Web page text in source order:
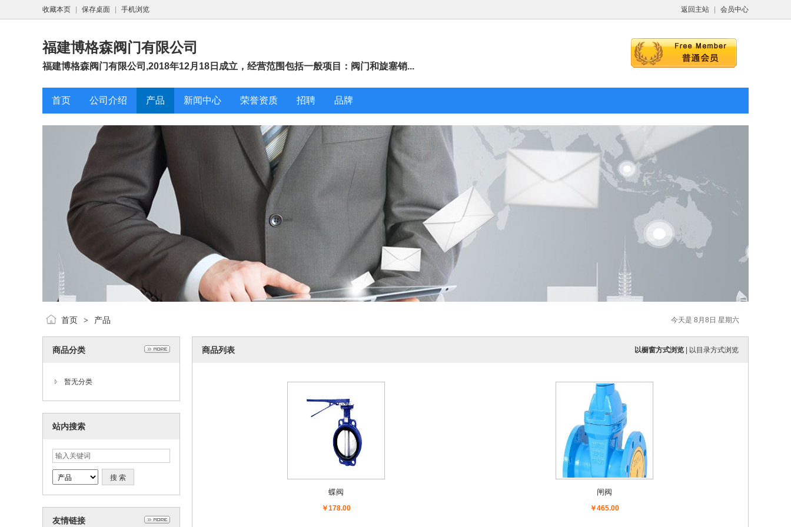
返回主站 会员中心
收藏本页 保存桌面 手机浏览
福建博格森阀门有限公司
福建博格森阀门有限公司,2018年12月18日成立，经营范围包括一般项目：阀门和旋塞销...
首页 公司介绍 产品 新闻中心 荣誉资质 招聘 品牌
今天是 8月8日 星期六
首页 > 产品
商品分类
暂无分类
站内搜索
友情链接
以橱窗方式浏览 以目录方式浏览
商品列表
蝶阀
￥178.00
闸阀
￥465.00